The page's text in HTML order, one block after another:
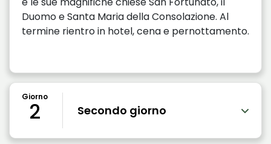
Duomo e Santa Maria della Consolazione. Al
termine rientro in hotel, cena e pernottamento.
Giorno
2 Secondo giorno